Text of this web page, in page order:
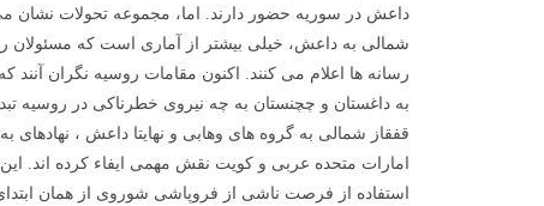
داعش در سوریه حضور دارند. اما، مجموعه تحولات نشان
شمالی به داعش، خیلی بیشتر از آماری است که
رسانه ها اعلام می کنند. اکنون مقامات روسیه نگران آنند
به داغستان و چچنستان به چه نیروی خطرناکی در روسیه
قفقاز شمالی به گروه های وهابی و نهایتا داعش ،
امارات متحده عربی و کویت نقش مهمی ایفاء کرده اند.